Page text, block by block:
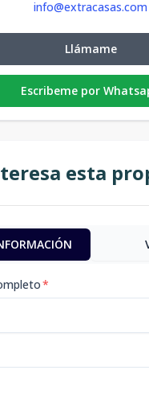
info@extracasas.com
Llámame
Escribeme por
esta
*